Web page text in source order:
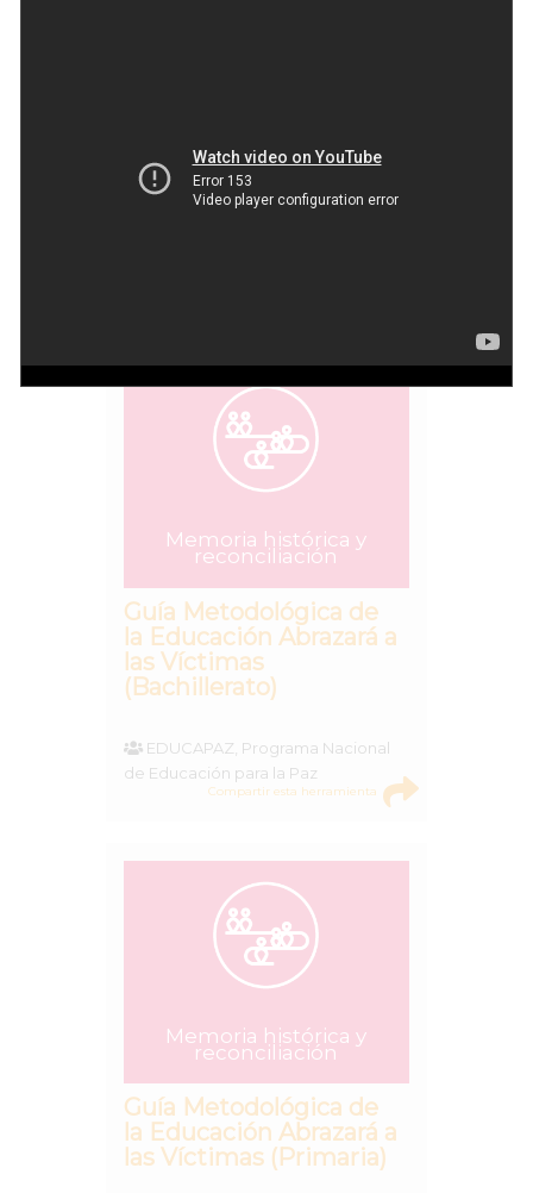
No parimos hijos para
la guerra sino para la
Memoria histórica y
reconciliación
Guía Metodológica de
la Educación Abrazará a
las Víctimas
(Bachillerato)
EDUCAPAZ, Programa Nacional
de Educación para la Paz
Compartir esta herramienta
Memoria histórica y
reconciliación
Guía Metodológica de
la Educación Abrazará a
las Víctimas (Primaria)